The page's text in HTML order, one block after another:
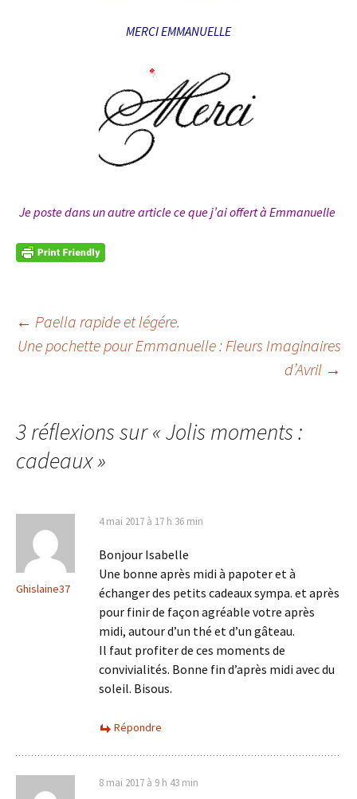
MERCI EMMANUELLE
Je poste dans un autre article ce que j’ai offert à Emmanuelle
Navigation
des
← Paella rapide et légére.
Une pochette pour Emmanuelle : Fleurs Imaginaires
d’Avril →
3 réflexions sur «Jolis moments :
cadeaux»
Ghislaine37
4 mai 2017 à 17 h 36 min
Bonjour Isabelle
Une bonne après midi à papoter et à
échanger des petits cadeaux sympa. et après
pour finir de façon agréable votre après
midi, autour d’un thé et d’un gâteau.
Il faut profiter de ces moments de
convivialités. Bonne fin d’après midi avec du
soleil. Bisous.
Répondre
8 mai 2017 à 9 h 43 min